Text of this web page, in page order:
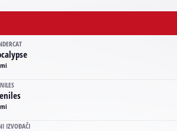
IZVOĐAČI